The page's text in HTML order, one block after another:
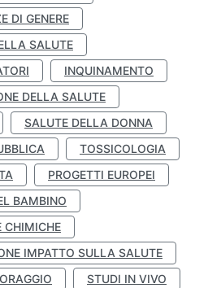
DI GENERE
SALUTE
INQUINAMENTO
DELLA SALUTE
SALUTE DELLA DONNA
TOSSICOLOGIA
PROGETTI EUROPEI
BAMBINO
CHIMICHE
IMPATTO SULLA SALUTE
STUDI IN VIVO